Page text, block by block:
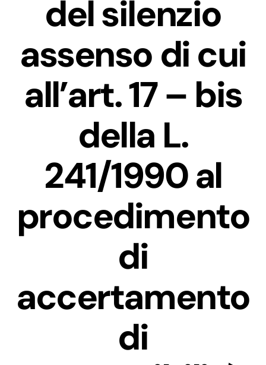
del silenzio
assenso di cui
all’art. 17 – bis
della L.
241/1990 al
procedimento
di
accertamento
di